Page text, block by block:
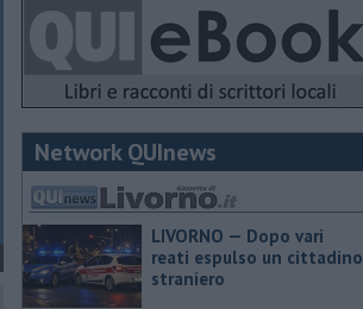
Network QUInews
LIVORNO — Dopo vari
reati espulso un cittadino
straniero